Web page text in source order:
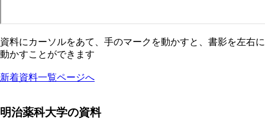
資料にカーソルをあて、手のマークを動かすと、書影を左右に
動かすことができます
新着資料一覧ページへ
明治薬科大学の資料